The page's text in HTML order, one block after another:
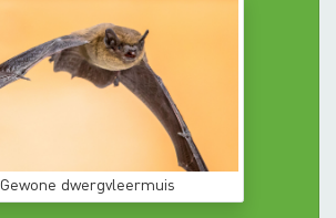
Gewone dwergvleermuis